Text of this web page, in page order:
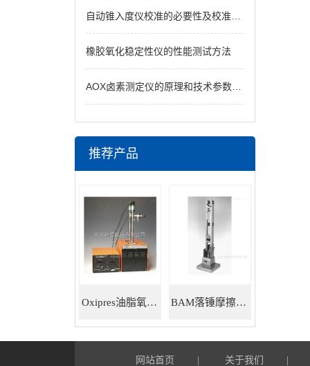
自动锥入度仪校准的必要性及校准周期的确定方法
橡胶氧化稳定性仪的性能测试方法
AOX卤素测定仪的原理和技术参数说明
推荐产品
Oxipres油脂氧化稳定性仪 BAM落锤摩擦感度仪
网站首页 关于我们